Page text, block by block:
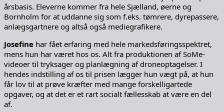
årsbasis. Eleverne kommer fra hele Sjælland, øerne og
Bornholm for at uddanne sig som f.eks. tømrere, dyrepassere,
anlægsgartnere og altså også mediegrafikere.
Josefine har fået erfaring med hele markedsføringsspektret,
mens hun har været hos os. Alt fra produktionen af SoMe-
videoer til tryksager og planlægning af droneoptagelser. I
hendes indstilling af os til prisen lægger hun vægt på, at hun
får lov til at prøve kræfter med mange forskelligartede
opgaver, og at det er et rart socialt fællesskab at være en del
af.